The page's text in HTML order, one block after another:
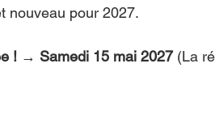
nouveau pour 2027.
! → Samedi 15 mai 2027 (La